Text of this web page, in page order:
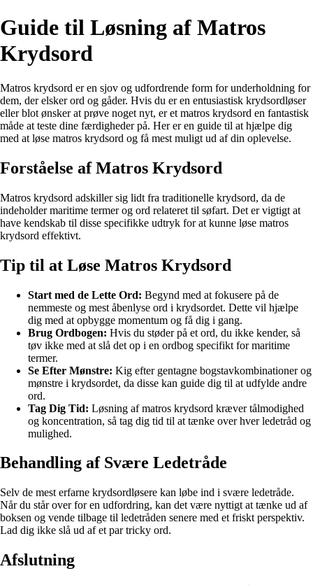
Guide til Løsning af Matros
Krydsord
Matros krydsord er en sjov og udfordrende form for underholdning for
dem, der elsker ord og gåder. Hvis du er en entusiastisk krydsordløser
eller blot ønsker at prøve noget nyt, er et matros krydsord en fantastisk
måde at teste dine færdigheder på. Her er en guide til at hjælpe dig
med at løse matros krydsord og få mest muligt ud af din oplevelse.
Forståelse af Matros Krydsord
Matros krydsord adskiller sig lidt fra traditionelle krydsord, da de
indeholder maritime termer og ord relateret til søfart. Det er vigtigt at
have kendskab til disse specifikke udtryk for at kunne løse matros
krydsord effektivt.
Tip til at Løse Matros Krydsord
Start med de Lette Ord: Begynd med at fokusere på de
nemmeste og mest åbenlyse ord i krydsordet. Dette vil hjælpe
dig med at opbygge momentum og få dig i gang.
Brug Ordbogen: Hvis du støder på et ord, du ikke kender, så
tøv ikke med at slå det op i en ordbog specifikt for maritime
termer.
Se Efter Mønstre: Kig efter gentagne bogstavkombinationer og
mønstre i krydsordet, da disse kan guide dig til at udfylde andre
ord.
Tag Dig Tid: Løsning af matros krydsord kræver tålmodighed
og koncentration, så tag dig tid til at tænke over hver ledetråd og
mulighed.
Behandling af Svære Ledetråde
Selv de mest erfarne krydsordløsere kan løbe ind i svære ledetråde.
Når du står over for en udfordring, kan det være nyttigt at tænke ud af
boksen og vende tilbage til ledetråden senere med et friskt perspektiv.
Lad dig ikke slå ud af et par tricky ord.
Afslutning